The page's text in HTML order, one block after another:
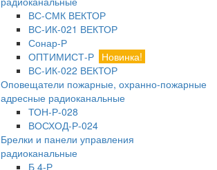
ВС-СМК ВЕКТОР
ВС-ИК-021 ВЕКТОР
Сонар-Р
ОПТИМИСТ-Р Новинка!
ВС-ИК-022 ВЕКТОР
Оповещатели пожарные, охранно-пожарные
адресные радиоканальные
ТОН-Р-028
ВОСХОД-Р-024
Брелки и панели управления
радиоканальные
Б 4-Р